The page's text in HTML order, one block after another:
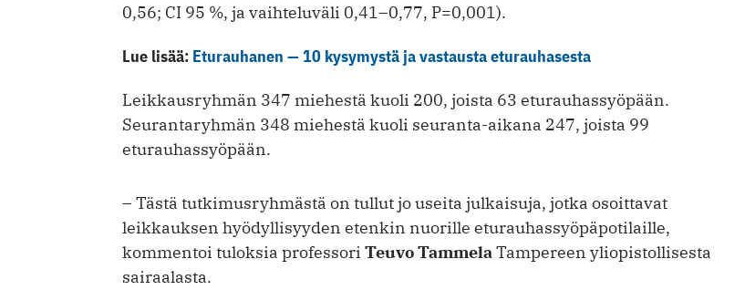
0,56; CI 95 %, ja vaihteluväli 0,41–0,77, P=0,001).
Lue lisää: Eturauhanen — 10 kysymystä ja vastausta eturauhasesta
Leikkausryhmän 347 miehestä kuoli 200, joista 63 eturauhassyöpään.
Seurantaryhmän 348 miehestä kuoli seuranta-aikana 247, joista 99
eturauhassyöpään.
– Tästä tutkimusryhmästä on tullut jo useita julkaisuja, jotka osoittavat
leikkauksen hyödyllisyyden etenkin nuorille eturauhassyöpäpotilaille,
kommentoi tuloksia professori Teuvo TammelaTampereen yliopistollisesta
sairaalasta.